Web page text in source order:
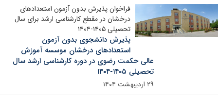
فراخوان پذیرش بدون آزمون استعدادهای
درخشان در مقطع کارشناسی ارشد برای سال
تحصیلی ۱۴۰۵-۱۴۰۴
پذیرش دانشجوی بدون آزمون
استعدادهای درخشان موسسه آموزش
عالی حکمت رضوی در دوره کارشناسی ارشد سال
تحصیلی ۱۴۰۵-۱۴۰۴
۲۹ اردیبهشت ۱۴۰۴